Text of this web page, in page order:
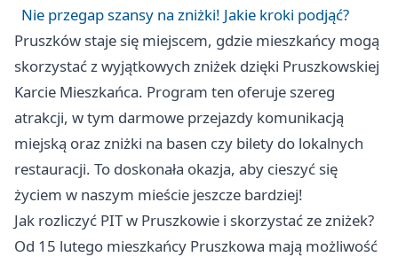
Nie przegap szansy na zniżki! Jakie kroki podjąć?
Pruszków staje się miejscem, gdzie mieszkańcy mogą
skorzystać z wyjątkowych zniżek dzięki Pruszkowskiej
Karcie Mieszkańca. Program ten oferuje szereg
atrakcji, w tym darmowe przejazdy komunikacją
miejską oraz zniżki na basen czy bilety do lokalnych
restauracji. To doskonała okazja, aby cieszyć się
życiem w naszym mieście jeszcze bardziej!
Jak rozliczyć PIT w Pruszkowie i skorzystać ze zniżek?
Od 15 lutego mieszkańcy Pruszkowa mają możliwość